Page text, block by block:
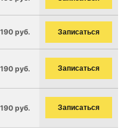
руб. Записаться
руб. Записаться
руб. Записаться